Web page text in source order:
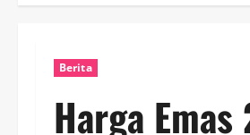
Berita
Harga